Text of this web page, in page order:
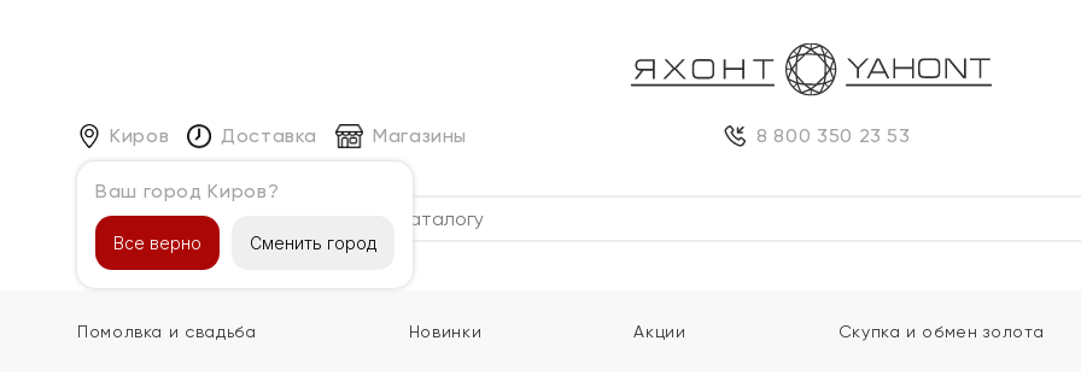
Киров
Ваш город Киров?
Все верно Сменить город
Доставка Магазины 8 800 350 23 53
Каталог
Помолвка и свадьба Новинки Акции Скупка и обмен золота